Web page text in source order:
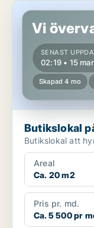
Butikslokal på
Vi
SENAST
02:19 • 15
Skapad 4 mo
Butikslokal
Butikslokal att
Areal
Ca. 20 m2
Pris pr. md.
Ca. 5 500 pr